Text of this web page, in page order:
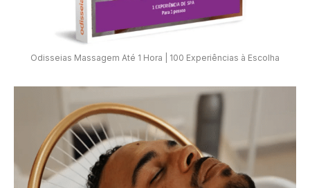
Odisseias Massagem Até 1 Hora | 100 Experiências à Escolha